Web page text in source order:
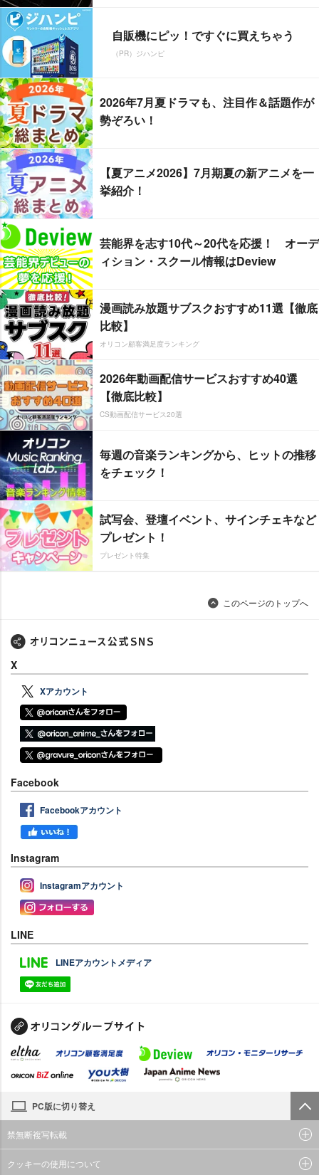
自販機にピッ！ですぐに買えちゃう
（PR）ジハンピ
2026年7月夏ドラマも、注目作＆話題作が
勢ぞろい！
【夏アニメ2026】7月期夏の新アニメを一
挙紹介！
芸能界を志す10代～20代を応援！ オーデ
ィション・スクール情報はDeview
漫画読み放題サブスクおすすめ11選【徹底
比較】
オリコン顧客満足度ランキング
2026年動画配信サービスおすすめ40選
【徹底比較】
CS動画配信サービス20選
毎週の音楽ランキングから、ヒットの推移
をチェック！
試写会、登壇イベント、サインチェキなど
プレゼント！
プレゼント特集
このページのトップへ
X
Xアカウント
Facebook
Facebookアカウント
Instagram
Instagramアカウント
LINE
LINEアカウントメディア
PC版に切り替え
禁無断複写転載
クッキーの使用について